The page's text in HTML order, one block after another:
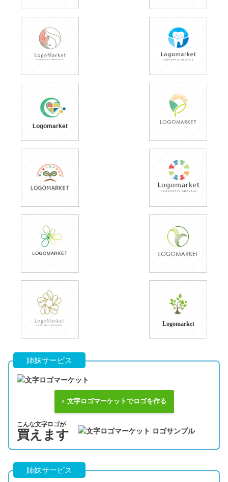
Logomarket
Logomarket
姉妹サービス
文字ロゴマーケットでロゴを作る
こんな文字ロゴが
買えます
姉妹サービス